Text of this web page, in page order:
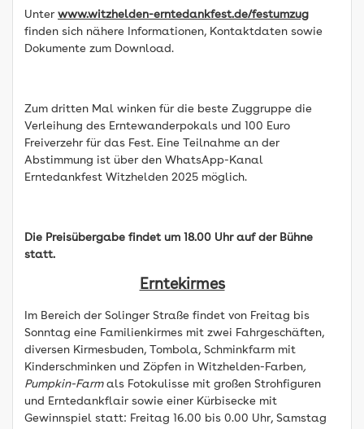
Unter www.witzhelden-erntedankfest.de/festumzug
finden sich nähere Informationen, Kontaktdaten sowie
Dokumente zum Download.
Zum dritten Mal winken für die beste Zuggruppe die
Verleihung des Erntewanderpokals und 100 Euro
Freiverzehr für das Fest. Eine Teilnahme an der
Abstimmung ist über den WhatsApp-Kanal
Erntedankfest Witzhelden 2025 möglich.
Die Preisübergabe findet um 18.00 Uhr auf der Bühne
statt.
Erntekirmes
Im Bereich der Solinger Straße findet von Freitag bis
Sonntag eine Familienkirmes mit zwei Fahrgeschäften,
diversen Kirmesbuden, Tombola, Schminkfarm mit
Kinderschminken und Zöpfen in Witzhelden-Farben,
Pumpkin-Farmals Fotokulisse mit großen Strohfiguren
und Erntedankflair sowie einer Kürbisecke mit
Gewinnspiel statt: Freitag 16.00 bis 0.00 Uhr, Samstag